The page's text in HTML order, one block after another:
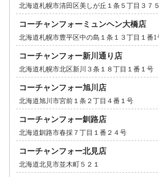
北海道札幌市清田区美しが丘１条５丁目３７
コーチャンフォーミュンヘン大橋店
北海道札幌市豊平区中の島１条１３丁目１番1
コーチャンフォー新川通り店
北海道札幌市北区新川３条１８丁目１番１号
コーチャンフォー旭川店
北海道旭川市宮前１条２丁目４番１号
コーチャンフォー釧路店
北海道釧路市春採７丁目１番２４号
コーチャンフォー北見店
北海道北見市並木町５２１